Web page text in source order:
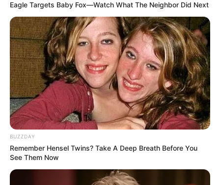
Eagle Targets Baby Fox—Watch What The Neighbor Did Next
BUZZDAY
Remember Hensel Twins? Take A Deep Breath Before You
See Them Now